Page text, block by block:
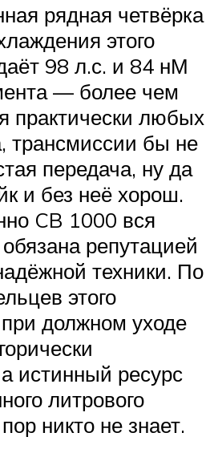
рядная четвёрка
этого
98 л.с. и 84 нМ
— более чем
практически любых
трансмиссии бы не
передача, ну да
и без неё хорош.
CB 1000 вся
репутацией
техники. По
этого
должном уходе
истинный ресурс
литрового
никто не знает.